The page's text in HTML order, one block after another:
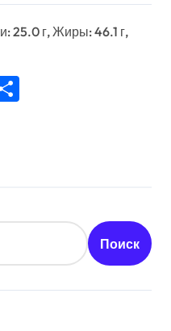
25.0 г, Жиры: 46.1 г,
Поиск